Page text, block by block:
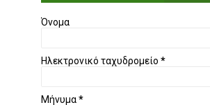
Όνομα
Ηλεκτρονικό ταχυδρομείο *
Μήνυμα*